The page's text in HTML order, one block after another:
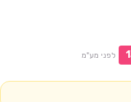
לפני מע"מ